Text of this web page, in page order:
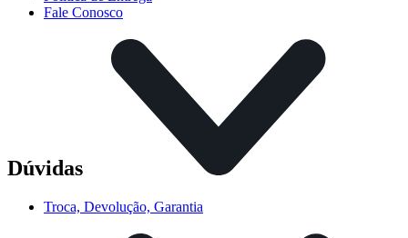
Fale Conosco
Dúvidas
Troca, Devolução, Garantia